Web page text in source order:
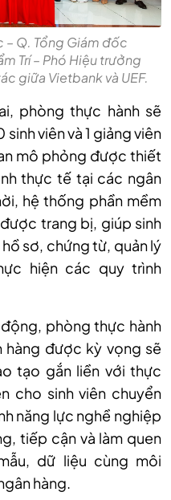
– Q. Tổng Giám đốc
Trí – Phó Hiệu trưởng
giữa Vietbank và UEF.
phòng thực hành sẽ
viên và 1 giảng viên
mô phỏng được thiết
thực tế tại các ngân
hệ thống phần mềm
trang bị, giúp sinh
sơ, chứng từ, quản lý
hiện các quy trình
phòng thực hành
hàng được kỳ vọng sẽ
tạo gắn liền với thực
cho sinh viên chuyển
năng lực nghề nghiệp
tiếp cận và làm quen
dữ liệu cùng môi
hàng.